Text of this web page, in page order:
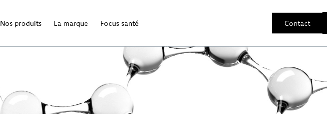
Nos produits La marque Focus santé Contact